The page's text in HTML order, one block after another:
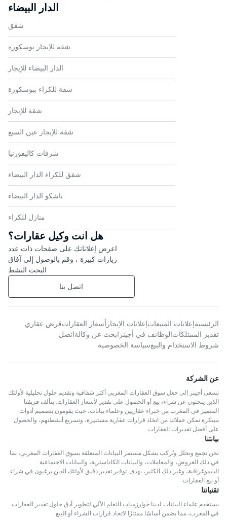
الدار البيضاء
شقق
شقة للإيجار بوسكورة
الدار البيضاء للإيجار
شقة للكراء ببوسكورة
شقة للإيجار
شقة للإيجار عين السبع
شرفات كاليفورنيا
شقق للكراء الدار البيضاء
باشكو الدار البيضاء
منازل للكراء
هل انت وكيل عقارات؟
اعرض إعلاناتك على صفحات ذات عدد
زيارات كبيرة ، وقم بالوصول إلى آفاق
البحث النشط
اتصل بنا
الرئيسيةإعلانات المبيعاتإعلانات الإيجار أسعار العقاراتقرض عقاري
تقدير الممتلكاتالوظائف في أجينز ابحث عن وكالةاتصل
شروط الاستخدام والبيعسياسة الخصوصية
عن الشركة
تسعى أجينز إلى جعل سوق العقارات المغربي أكثر شفافية وتقديم حلول تحليلية لأولئك
الذين يبحثون عن شراء، بيع أو الحصول على تقدير لأسعار العقارات. يتألف فريقنا
المتميز في المغرب من خبراء عقاريين وعلماء بيانات، حيث يقومون بتصميم أدوات
مبتكرة تمكن عملائنا من اتخاذ قرارات عقارية مستنيرة، وتسريع أنشطتهم، والحصول
على أفضل تقديرات العقارات
بيانتنا
نحن نجمع ونحلل ونُركب بشكل مستمر البيانات المتعلقة بسوق العقارات المغربي، بما
في ذلك العروض، والمعاملات، والبيانات الكاداسترية، والبيانات الاجتماعية
الديموغرافية، وغير ذلك الكثير، بهدف توفير تقدير دقيق لأولئك الذين يرغبون في شراء
أو بيع العقارات
تقنياتنا
يستخدم علماء البيانات لدينا خوارزميات التعلم الآلي لتطوير أدق حلول تقدير العقارات
في المغرب، مما يضمن أساسًا ممتازًا لاتخاذ قرارات الشراء أو البيع